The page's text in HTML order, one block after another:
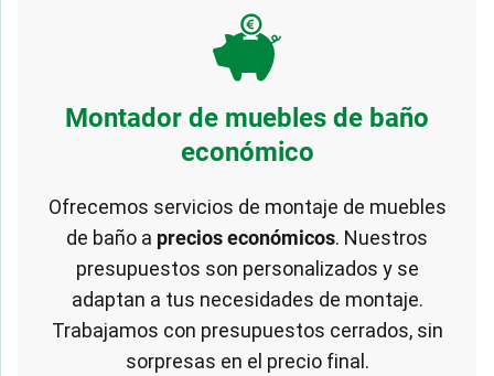
Montador de muebles de baño
económico
Ofrecemos servicios de montaje de muebles
de baño a precios económicos. Nuestros
presupuestos son personalizados y se
adaptan a tus necesidades de montaje.
Trabajamos con presupuestos cerrados, sin
sorpresas en el precio final.